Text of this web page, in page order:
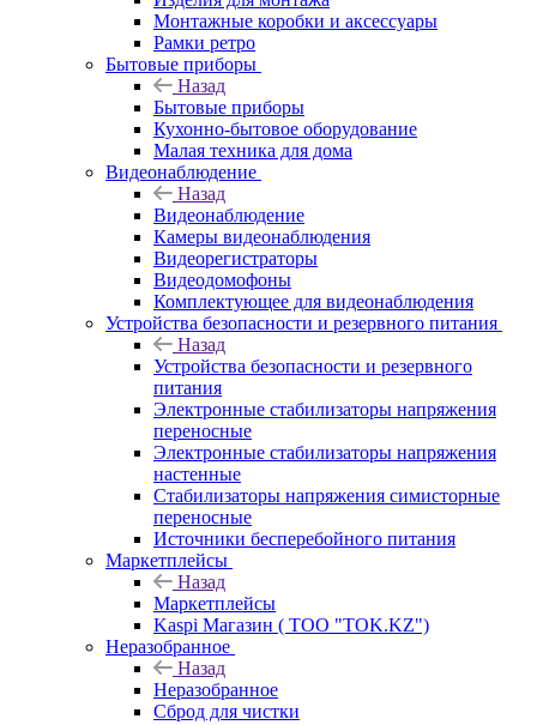
Монтажные коробки и аксессуары
Рамки ретро
Бытовые приборы
Назад
Бытовые приборы
Кухонно-бытовое оборудование
Малая техника для дома
Видеонаблюдение
Назад
Видеонаблюдение
Камеры видеонаблюдения
Видеорегистраторы
Видеодомофоны
Комплектующее для видеонаблюдения
Устройства безопасности и резервного питания
Назад
Устройства безопасности и резервного
питания
Электронные стабилизаторы напряжения
переносные
Электронные стабилизаторы напряжения
настенные
Стабилизаторы напряжения симисторные
переносные
Источники бесперебойного питания
Маркетплейсы
Назад
Маркетплейсы
Kaspi Магазин ( ТОО "TOK.KZ")
Неразобранное
Назад
Неразобранное
Сброд для чистки